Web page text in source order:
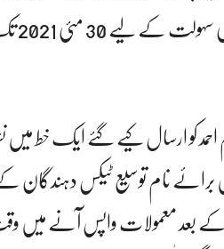
توسیع کی
ارسال کیے گئے ایک خط میں
برائے نام توسیع ٹیکس
کے بعد معمولات واپس آنے میں